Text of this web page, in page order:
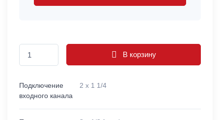
В корзину
Подключение
входного канала
2 x 1 1/4